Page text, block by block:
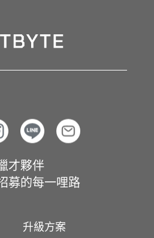
才夥伴
募的每一哩路
升級方案